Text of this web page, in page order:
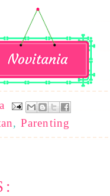
, Parenting